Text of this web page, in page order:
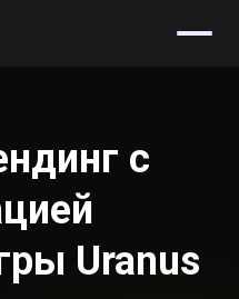
с
Uranus